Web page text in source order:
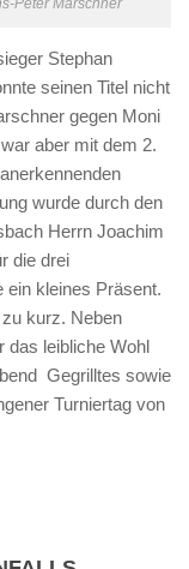
Peter Marschner
Stephan
seinen Titel nicht
gegen Moni
aber mit dem 2.
wurde durch den
Herrn Joachim
die drei
ein kleines Präsent.
kurz. Neben
das leibliche Wohl
Gegrilltes sowie
Turniertag von